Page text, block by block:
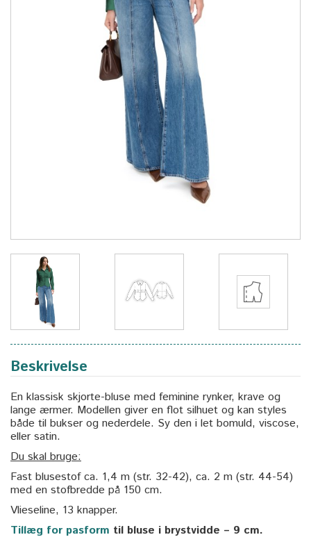
Beskrivelse
En klassisk skjorte-bluse med feminine rynker, krave og
lange ærmer. Modellen giver en flot silhuet og kan styles
både til bukser og nederdele. Sy den i let bomuld, viscose,
eller satin.
Du skal bruge:
Fast blusestof ca. 1,4 m (str. 32-42), ca. 2 m (str. 44-54)
med en stofbredde på 150 cm.
Vlieseline, 13 knapper.
Tillæg for pasform til bluse i brystvidde – 9 cm.